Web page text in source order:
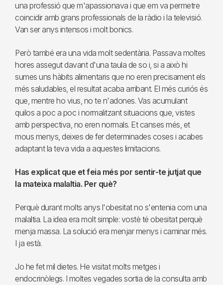
una professió que m'apassionava i que em va permetre
coincidir amb grans professionals de la ràdio i la televisió.
Van ser anys intensos i molt bonics.
Però també era una vida molt sedentària. Passava moltes
hores assegut davant d'una taula de so i, si a això hi
sumes uns hàbits alimentaris que no eren precisament els
més saludables, el resultat acaba arribant. El més curiós és
que, mentre ho vius, no te n'adones. Vas acumulant
quilos a poc a poc i normalitzant situacions que, vistes
amb perspectiva, no eren normals. Et canses més, et
mous menys, deixes de fer determinades coses i acabes
adaptant la teva vida a aquestes limitacions.
Has explicat que et feia més por sentir-te jutjat que
la mateixa malaltia. Per què?
Perquè durant molts anys l'obesitat no s'entenia com una
malaltia. La idea era molt simple: vostè té obesitat perquè
menja massa. La solució era menjar menys i caminar més.
I ja està.
Jo he fet mil dietes. He visitat molts metges i
endocrinòlegs. I moltes vegades sortia de la consulta amb